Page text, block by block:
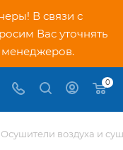
В связи с
Вас уточнять
0
Осушители воздуха и